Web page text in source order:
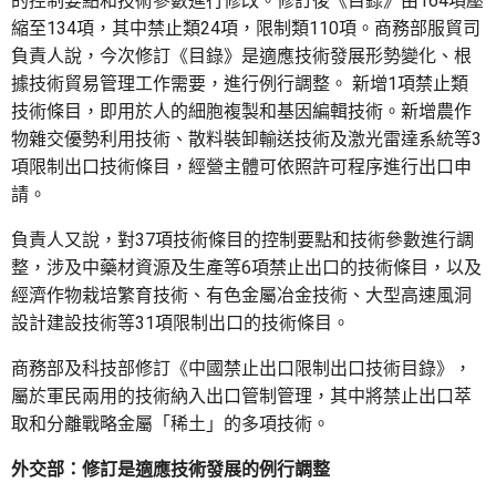
縮至134項，其中禁止類24項，限制類110項。商務部服貿司
負責人說，今次修訂《目錄》是適應技術發展形勢變化、根
據技術貿易管理工作需要，進行例行調整。 新增1項禁止類
技術條目，即用於人的細胞複製和基因編輯技術。新增農作
物雜交優勢利用技術、散料裝卸輸送技術及激光雷達系統等3
項限制出口技術條目，經營主體可依照許可程序進行出口申
請。
負責人又說，對37項技術條目的控制要點和技術參數進行調
整，涉及中藥材資源及生產等6項禁止出口的技術條目，以及
經濟作物栽培繁育技術、有色金屬冶金技術、大型高速風洞
設計建設技術等31項限制出口的技術條目。
商務部及科技部修訂《中國禁止出口限制出口技術目錄》，
屬於軍民兩用的技術納入出口管制管理，其中將禁止出口萃
取和分離戰略金屬「稀土」的多項技術。
外交部：修訂是適應技術發展的例行調整